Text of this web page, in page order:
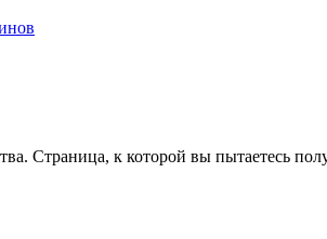
Страница, к которой вы пытаетесь